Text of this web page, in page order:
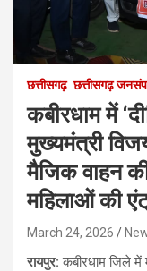
छत्तीसगढ़ छत्तीसगढ़
कबीरधाम में
मुख्यमंत्री
मैजिक वाहन
महिलाओं की
March 24, 2026
रायपुर:कबीरधाम जिले